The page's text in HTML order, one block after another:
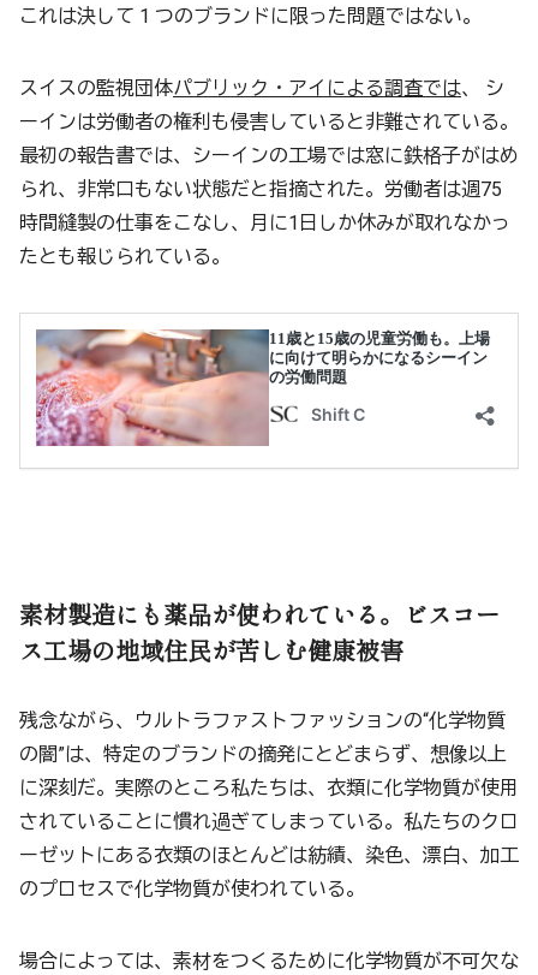
これは決して 1 つのブランドに限った問題ではない。
スイスの監視団体パブリック・アイによる調査では、 シ
ーインは労働者の権利も侵害していると非難されている。
最初の報告書では、シーインの工場では窓に鉄格子がはめ
られ、非常口もない状態だと指摘された。労働者は週75
時間縫製の仕事をこなし、月に1日しか休みが取れなかっ
たとも報じられている。
素材製造にも薬品が使われている。ビスコー
ス工場の地域住民が苦しむ健康被害
残念ながら、ウルトラファストファッションの“化学物質
の闇”は、特定のブランドの摘発にとどまらず、想像以上
に深刻だ。実際のところ私たちは、衣類に化学物質が使用
されていることに慣れ過ぎてしまっている。私たちのクロ
ーゼットにある衣類のほとんどは紡績、染色、漂白、加工
のプロセスで化学物質が使われている。
場合によっては、素材をつくるために化学物質が不可欠な